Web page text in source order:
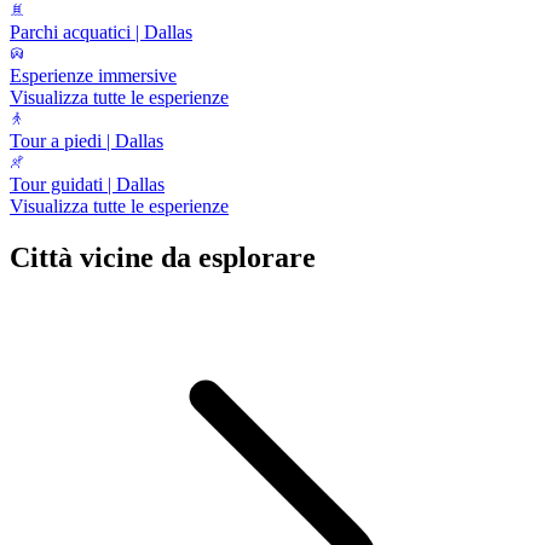
Parchi acquatici | Dallas
Esperienze immersive
Visualizza tutte le esperienze
Tour a piedi | Dallas
Tour guidati | Dallas
Visualizza tutte le esperienze
Città vicine da esplorare